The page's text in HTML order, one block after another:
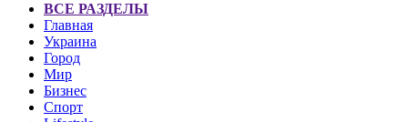
ВСЕ РАЗДЕЛЫ
Главная
Украина
Город
Мир
Бизнес
Спорт